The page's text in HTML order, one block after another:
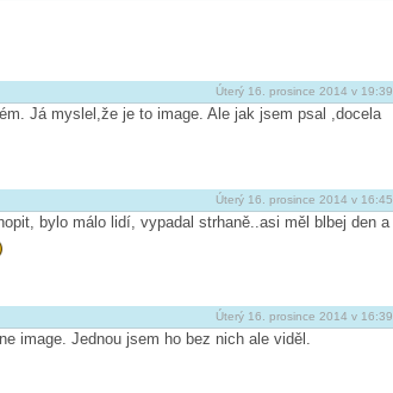
Úterý 16. prosince 2014 v 19:39
Já myslel,že je to image. Ale jak jsem psal ,docela
Úterý 16. prosince 2014 v 16:45
bylo málo lidí, vypadal strhaně..asi měl blbej den a
Úterý 16. prosince 2014 v 16:39
image. Jednou jsem ho bez nich ale viděl.